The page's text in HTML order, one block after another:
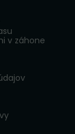
v záhone